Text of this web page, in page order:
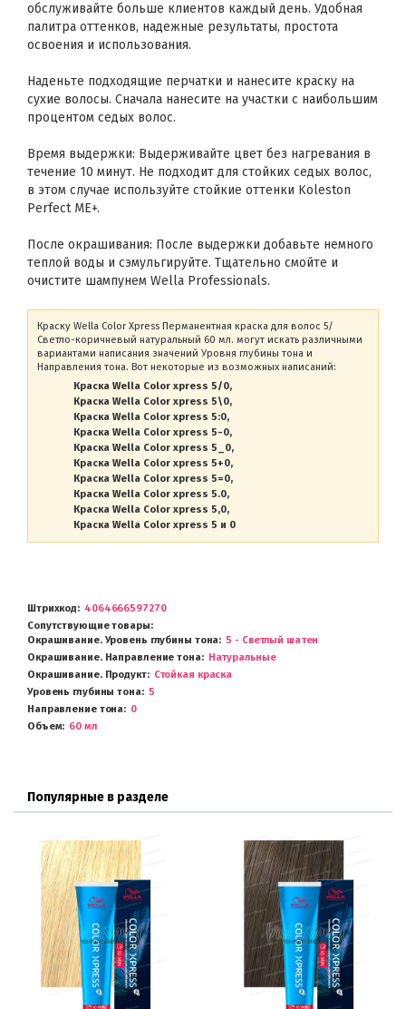
обслуживайте больше клиентов каждый день. Удобная
палитра оттенков, надежные результаты, простота
освоения и использования.
Наденьте подходящие перчатки и нанесите краску на
сухие волосы. Сначала нанесите на участки с наибольшим
процентом седых волос.
Время выдержки: Выдерживайте цвет без нагревания в
течение 10 минут. Не подходит для стойких седых волос,
в этом случае используйте стойкие оттенки Koleston
Perfect ME+.
После окрашивания: После выдержки добавьте немного
теплой воды и сэмульгируйте. Тщательно смойте и
очистите шампунем Wella Professionals.
Краску Wella Color Xpress Перманентная краска для волос 5/
Светло-коричневый натуральный 60 мл. могут искать различными
вариантами написания значений Уровня глубины тона и
Направления тона. Вот некоторые из возможных написаний:
Краска Wella Color xpress 5/0
Краска Wella Color xpress 5\0
Краска Wella Color xpress 5:0
Краска Wella Color xpress 5-0
Краска Wella Color xpress 5_0
Краска Wella Color xpress 5+0
Краска Wella Color xpress 5=0
Краска Wella Color xpress 5.0
Краска Wella Color xpress 5,0
Краска Wella Color xpress 5 и 0
Штрихкод
4064666597270
Сопутствующие товары
Окрашивание. Уровень глубины тона
5 - Светлый шатен
Окрашивание. Направление тона
Натуральные
Окрашивание. Продукт
Стойкая краска
Уровень глубины тона
5
Направление тона
0
Объем
60 мл
Популярные в разделе